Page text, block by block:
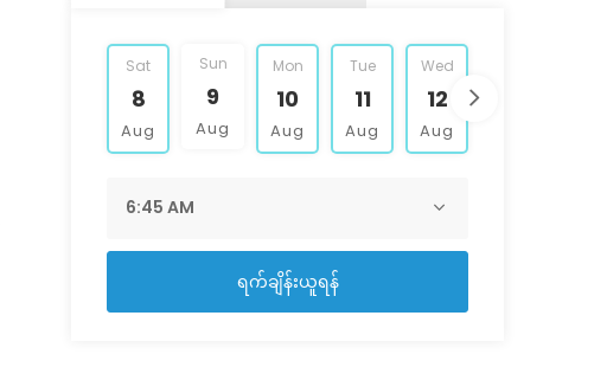
Sat
8
Aug
Sun
9
Aug
Mon
10
Aug
Tue
11
Aug
Wed
12
Aug
ရက်ချိန်းယူရန်